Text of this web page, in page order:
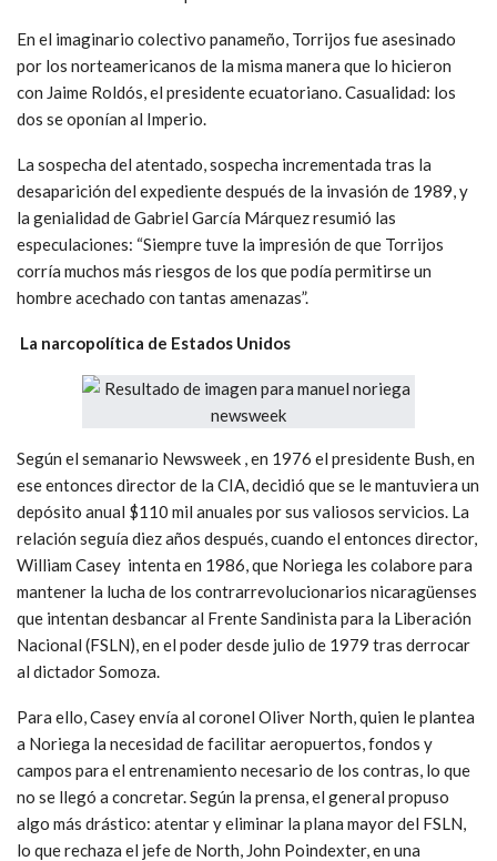
En el imaginario colectivo panameño, Torrijos fue asesinado
por los norteamericanos de la misma manera que lo hicieron
con Jaime Roldós, el presidente ecuatoriano. Casualidad: los
dos se oponían al Imperio.
La sospecha del atentado, sospecha incrementada tras la
desaparición del expediente después de la in­vasión de 1989, y
la genialidad de Gabriel Gar­cía Márquez resumió las
especulaciones: “Siempre tuve la impresión de que Torrijos
corría muchos más riesgos de los que podía permitirse un
hombre acechado con tantas amenazas”.
La narcopolítica de Estados Unidos
Según el semanario Newsweek , en 1976 el presidente Bush, en
ese entonces director de la CIA, decidió que se le mantuviera un
depósito anual $110 mil anuales por sus valiosos servicios. La
relación seguía diez años después, cuando el entonces director,
William Casey intenta en 1986, que Noriega les colabore para
mantener la lucha de los contrarrevolucionarios nicaragüenses
que intentan desbancar al Frente Sandinista para la Liberación
Nacional (FSLN), en el poder desde julio de 1979 tras derrocar
al dictador Somoza.
Para ello, Casey envía al coronel Oliver North, quien le plantea
a Noriega la necesidad de facilitar aeropuertos, fondos y
campos para el entrenamiento necesario de los contras, lo que
no se llegó a concretar. Según la prensa, el general propuso
algo más drástico: atentar y eliminar la plana mayor del FSLN,
lo que rechaza el jefe de North, John Poindexter, en una